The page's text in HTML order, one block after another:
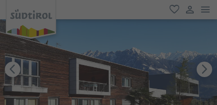
favorit
user link